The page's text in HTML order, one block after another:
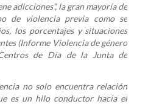
adicciones”, la gran mayoría de
de violencia previa como se
los porcentajes y situaciones
(Informe Violencia de género
de Día de la Junta de
no solo encuentra relación
es un hilo conductor hacia el